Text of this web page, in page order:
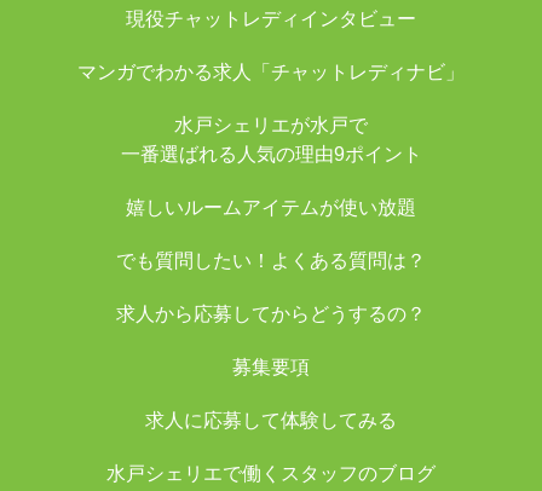
現役チャットレディインタビュー
マンガでわかる求人「チャットレディナビ」
水戸シェリエが水戸で
一番選ばれる人気の理由9ポイント
嬉しいルームアイテムが使い放題
でも質問したい！よくある質問は？
求人から応募してからどうするの？
募集要項
求人に応募して体験してみる
水戸シェリエで働くスタッフのブログ